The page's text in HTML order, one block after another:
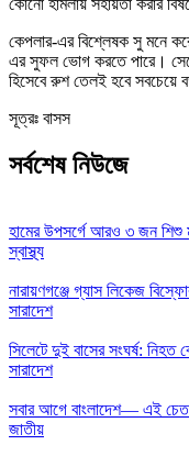
কেপলার-এর বিশ্লেষক সু মনে
এর সুফল ভোগ করতে পারে।
হিসেবে রুশ তেলই হবে সবচেয়ে
সূত্রঃ বাসস
সর্বশেষ নিউজে
হামের উপসর্গে আরও ৩ জন শিশু
স্বাস্থ্য
নারায়ণগঞ্জে গ্যাস লিকেজ
সারাদেশ
সিলেটে দুই বাসের সংঘর্ষ: নিহত
সারাদেশ
সবার আগে বাংলাদেশ— এই
জাতীয়